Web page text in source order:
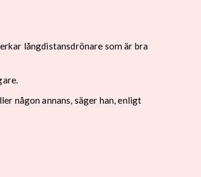
långdistansdrönare som är bra
någon annans, säger han, enligt